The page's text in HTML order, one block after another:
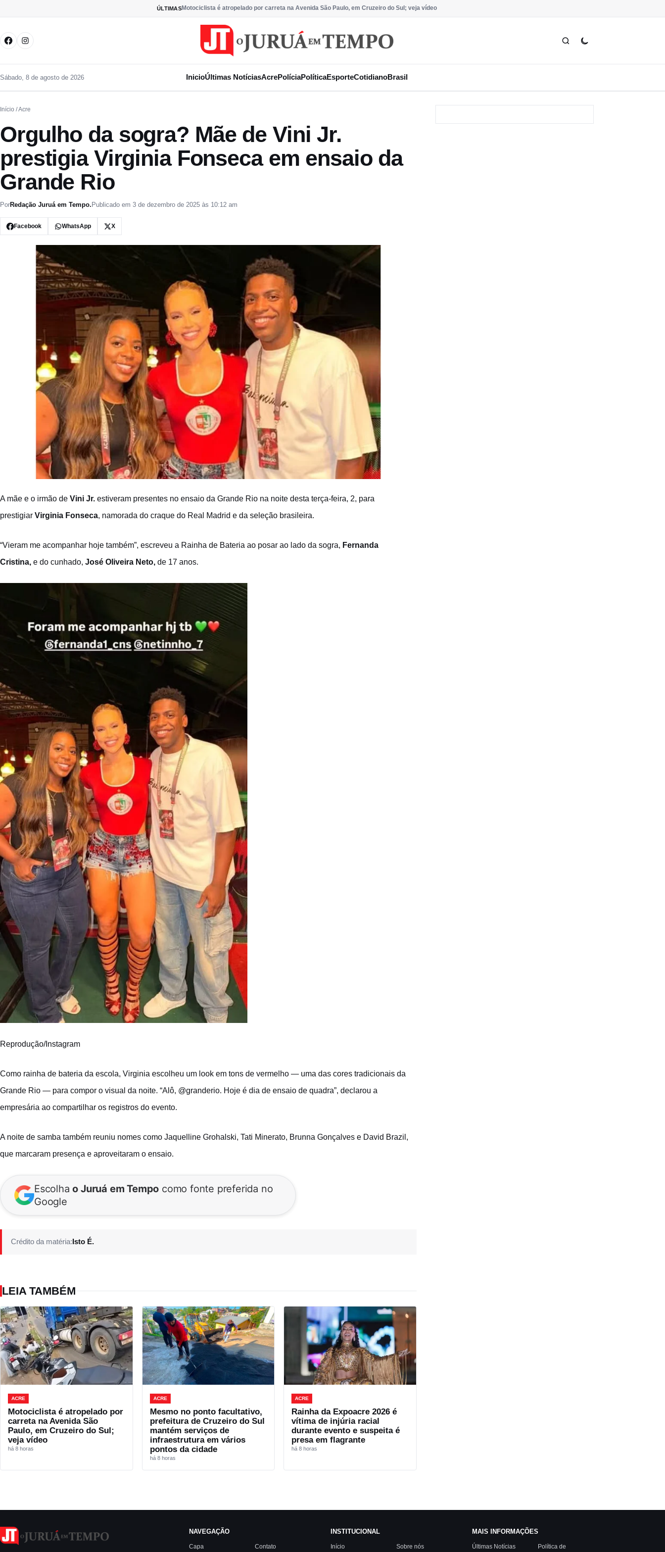
ÚLTIMASMotociclista é atropelado por carreta na Avenida São Paulo, em Cruzeiro do Sul; veja vídeo
Sábado, 8 de agosto de 2026 InicioÚltimas NotíciasAcrePolíciaPolíticaEsporteCotidianoBrasil
Início / Acre
Orgulho da sogra? Mãe de Vini Jr.
prestigia Virginia Fonseca em ensaio da
Grande Rio
PorRedação Juruá em Tempo. Publicado em 3 de dezembro de 2025 às 10:12 am
Facebook WhatsApp X
A mãe e o irmão de Vini Jr. estiveram presentes no ensaio da Grande Rio na noite desta terça-feira, 2, para
prestigiar Virginia Fonseca, namorada do craque do Real Madrid e da seleção brasileira.
“Vieram me acompanhar hoje também”, escreveu a Rainha de Bateria ao posar ao lado da sogra, Fernanda
Cristina, e do cunhado, José Oliveira Neto, de 17 anos.
Reprodução/Instagram
Como rainha de bateria da escola, Virginia escolheu um look em tons de vermelho — uma das cores tradicionais da
Grande Rio — para compor o visual da noite. “Alô, @granderio. Hoje é dia de ensaio de quadra”, declarou a
empresária ao compartilhar os registros do evento.
A noite de samba também reuniu nomes como Jaquelline Grohalski, Tati Minerato, Brunna Gonçalves e David Brazil,
que marcaram presença e aproveitaram o ensaio.
Escolhao Juruá em Tempo como fonte preferida no
Google
Crédito da matéria:Isto É.
LEIA TAMBÉM
ACRE
Motociclista é atropelado por
carreta na Avenida São
Paulo, em Cruzeiro do Sul;
veja vídeo
há 8 horas
ACRE
Mesmo no ponto facultativo,
prefeitura de Cruzeiro do Sul
mantém serviços de
infraestrutura em vários
pontos da cidade
há 8 horas
ACRE
Rainha da Expoacre 2026 é
vítima de injúria racial
durante evento e suspeita é
presa em flagrante
há 8 horas
NAVEGAÇÃO
Capa Contato
INSTITUCIONAL
Início Sobre nós
MAIS INFORMAÇÕES
Últimas Notícias Política de